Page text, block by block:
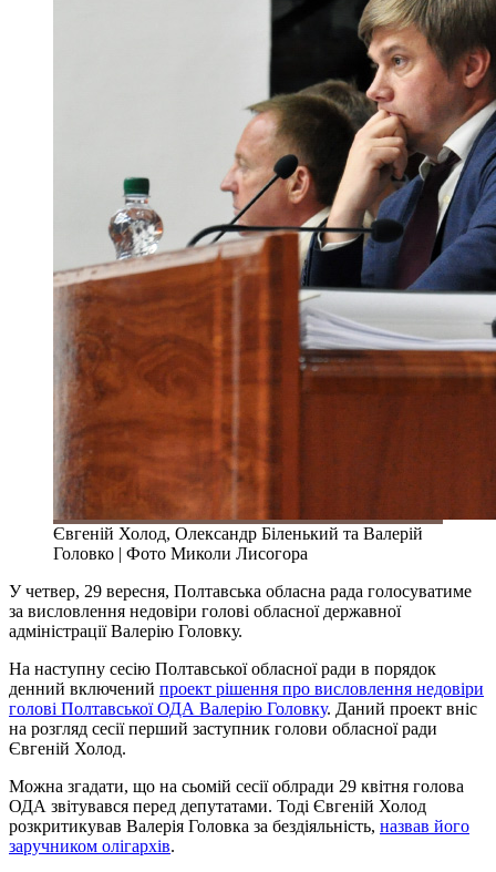
Євгеній Холод, Олександр Біленький та Валерій
Головко | Фото Миколи Лисогора
У четвер, 29 вересня, Полтавська обласна рада голосуватиме
за висловлення недовіри голові обласної державної
адміністрації Валерію Головку.
На наступну сесію Полтавської обласної ради в порядок
денний включений проект рішення про висловлення недовіри
голові Полтавської ОДА Валерію Головку. Даний проект вніс
на розгляд сесії перший заступник голови обласної ради
Євгеній Холод.
Можна згадати, що на сьомій сесії облради 29 квітня голова
ОДА звітувався перед депутатами. Тоді Євгеній Холод
розкритикував Валерія Головка за бездіяльність, назвав його
заручником олігархів.